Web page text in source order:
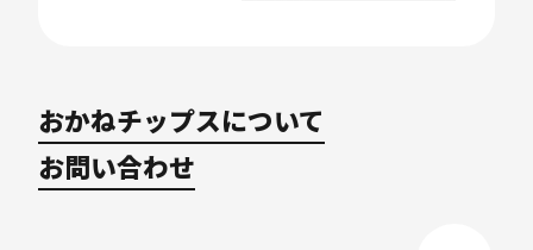
おかねチップスについて
お問い合わせ